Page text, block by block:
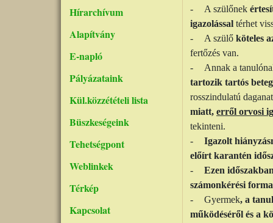
Hírarchívum
Alapítvány
E-napló
Pályázataink
Kül.közzétételi lista
Büszkeségeink
Tehetségpont
Weblinkek
Térkép
Kapcsolat
-
A szülőnek
igazolással térhet
-
A szülő köteles
fertőzés van.
-
Annak a
tartozik tartós
rosszindulatú
miatt, erről orvosi
tekinteni.
-
Igazolt
előírt karantén
-
Ezen
számonkérési
-
Gyermek, a
működéséről és a